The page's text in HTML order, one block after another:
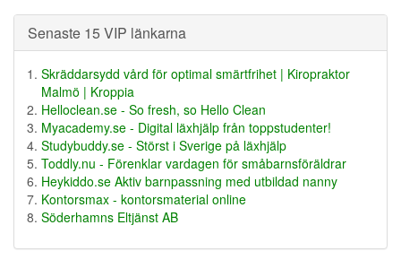
Senaste 15 VIP länkarna
Skräddarsydd vård för optimal smärtfrihet | Kiropraktor
Malmö | Kroppia
Helloclean.se - So fresh, so Hello Clean
Myacademy.se - Digital läxhjälp från toppstudenter!
Studybuddy.se - Störst i Sverige på läxhjälp
Toddly.nu - Förenklar vardagen för småbarnsföräldrar
Heykiddo.se Aktiv barnpassning med utbildad nanny
Kontorsmax - kontorsmaterial online
Söderhamns Eltjänst AB